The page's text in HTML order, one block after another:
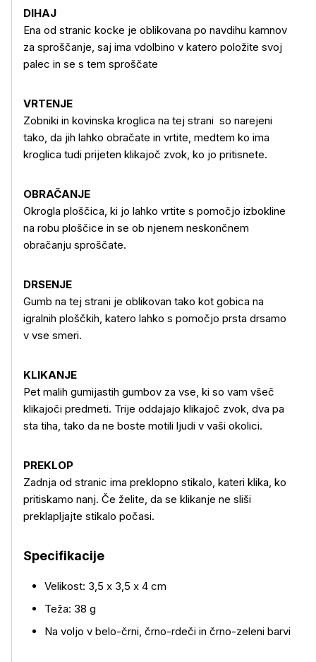
DIHAJ
Ena od stranic kocke je oblikovana po navdihu kamnov
za sproščanje, saj ima vdolbino v katero položite svoj
palec in se s tem sproščate
VRTENJE
Zobniki in kovinska kroglica na tej strani so narejeni
tako, da jih lahko obračate in vrtite, medtem ko ima
kroglica tudi prijeten klikajoč zvok, ko jo pritisnete.
OBRAČANJE
Okrogla ploščica, ki jo lahko vrtite s pomočjo izbokline
na robu ploščice in se ob njenem neskončnem
obračanju sproščate.
DRSENJE
Gumb na tej strani je oblikovan tako kot gobica na
igralnih ploščkih, katero lahko s pomočjo prsta drsamo
v vse smeri.
KLIKANJE
Pet malih gumijastih gumbov za vse, ki so vam všeč
klikajoči predmeti. Trije oddajajo klikajoč zvok, dva pa
sta tiha, tako da ne boste motili ljudi v vaši okolici.
PREKLOP
Zadnja od stranic ima preklopno stikalo, kateri klika, ko
pritiskamo nanj. Če želite, da se klikanje ne sliši
preklapljajte stikalo počasi.
Specifikacije
Velikost: 3,5 x 3,5 x 4 cm
Teža: 38 g
Na voljo v belo-črni, črno-rdeči in črno-zeleni barvi